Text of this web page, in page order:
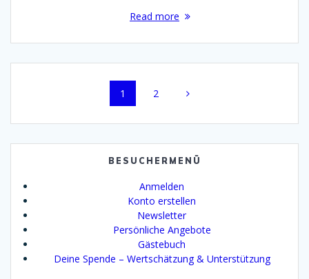
Read more
navigation
Page
1 Page
2
BESUCHERMENÜ
Anmelden
Konto erstellen
Newsletter
Persönliche Angebote
Gästebuch
Deine Spende – Wertschätzung & Unterstützung